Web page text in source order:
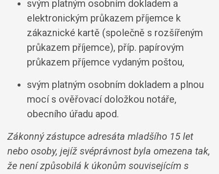
svým platným osobním dokladem a
elektronickým průkazem příjemce k
zákaznické kartě (společně s rozšířeným
průkazem příjemce), příp. papírovým
průkazem příjemce vydaným poštou,
svým platným osobním dokladem a plnou
mocí s ověřovací doložkou notáře,
obecního úřadu apod.
Zákonný zástupce adresáta mladšího 15 let
nebo osoby, jejíž svéprávnost byla omezena tak,
že není způsobilá k úkonům souvisejícím s